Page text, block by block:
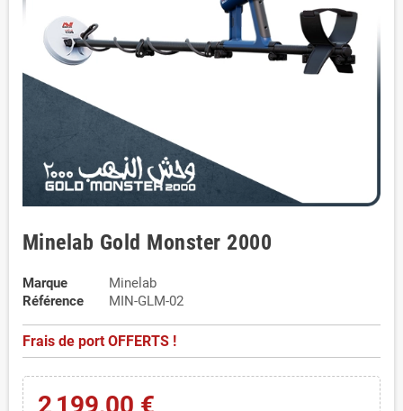
Minelab Gold Monster 2000
Marque
Minelab
Référence
MIN-GLM-02
Frais de port OFFERTS !
2 199,00 €